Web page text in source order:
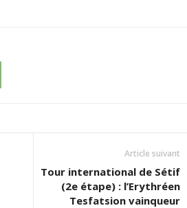
Article suivant
Tour international de Sétif
(2e étape) : l’Erythréen
Tesfatsion vainqueur